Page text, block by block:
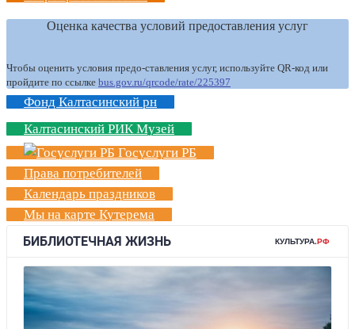
Оценка качества условий предоставления услуг
Чтобы оценить условия предо-ставления услуг, используйте QR-код или
пройдите по ссылке bus.gov.ru/qrcode/rate/225397
Фонд Калтасинский рн
Калтасинский РИК Музей
Госуслуги РБ
Права потребителей
Календарь праздников
Мы на карте Кутерема